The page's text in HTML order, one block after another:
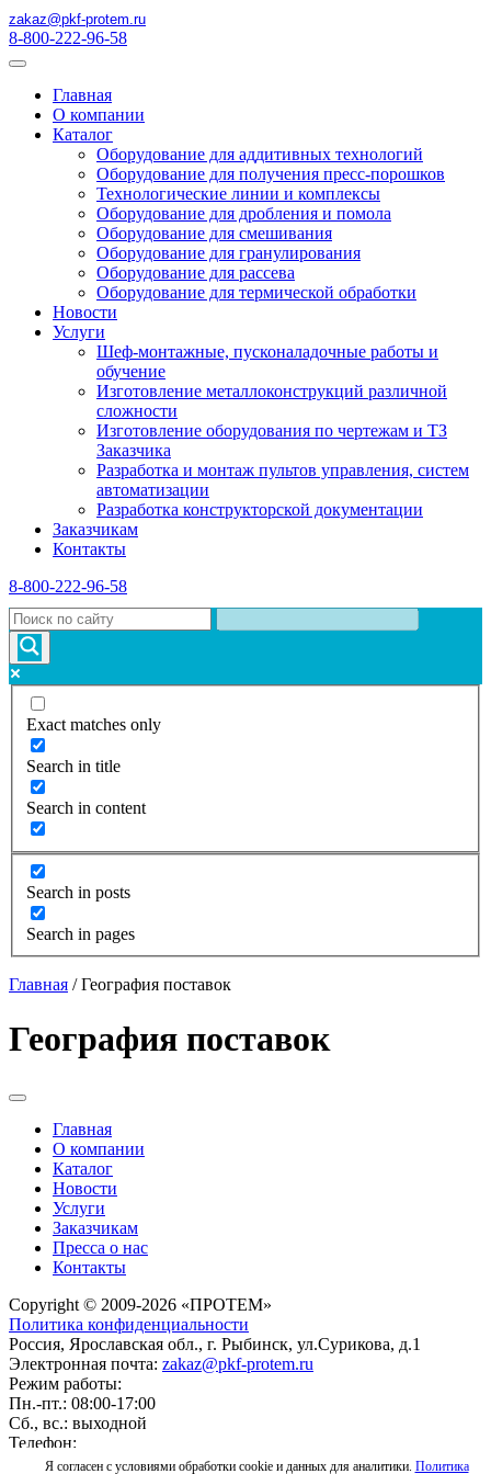
Я согласен с условиями обработки cookie и данных для аналитики. Политика
zakaz@pkf-protem.ru
8-800-222-96-58
Главная
О компании
Каталог
Оборудование для аддитивных технологий
Оборудование для получения пресс-порошков
Технологические линии и комплексы
Оборудование для дробления и помола
Оборудование для смешивания
Оборудование для гранулирования
Оборудование для рассева
Оборудование для термической обработки
Новости
Услуги
Шеф-монтажные, пусконаладочные работы и
обучение
Изготовление металлоконструкций различной
сложности
Изготовление оборудования по чертежам и ТЗ
Заказчика
Разработка и монтаж пультов управления, систем
автоматизации
Разработка конструкторской документации
Заказчикам
Контакты
8-800-222-96-58
Exact matches only
Search in title
Search in content
Search in posts
Search in pages
Главная /География поставок
География поставок
Главная
О компании
Каталог
Новости
Услуги
Заказчикам
Пресса о нас
Контакты
Copyright © 2009-2026 «ПРОТЕМ»
Политика конфиденциальности
Россия, Ярославская обл., г. Рыбинск, ул.Сурикова, д.1
Электронная почта: zakaz@pkf-protem.ru
Режим работы:
Пн.-пт.: 08:00-17:00
Сб., вс.: выходной
Телефон:
8-800-222-96-58